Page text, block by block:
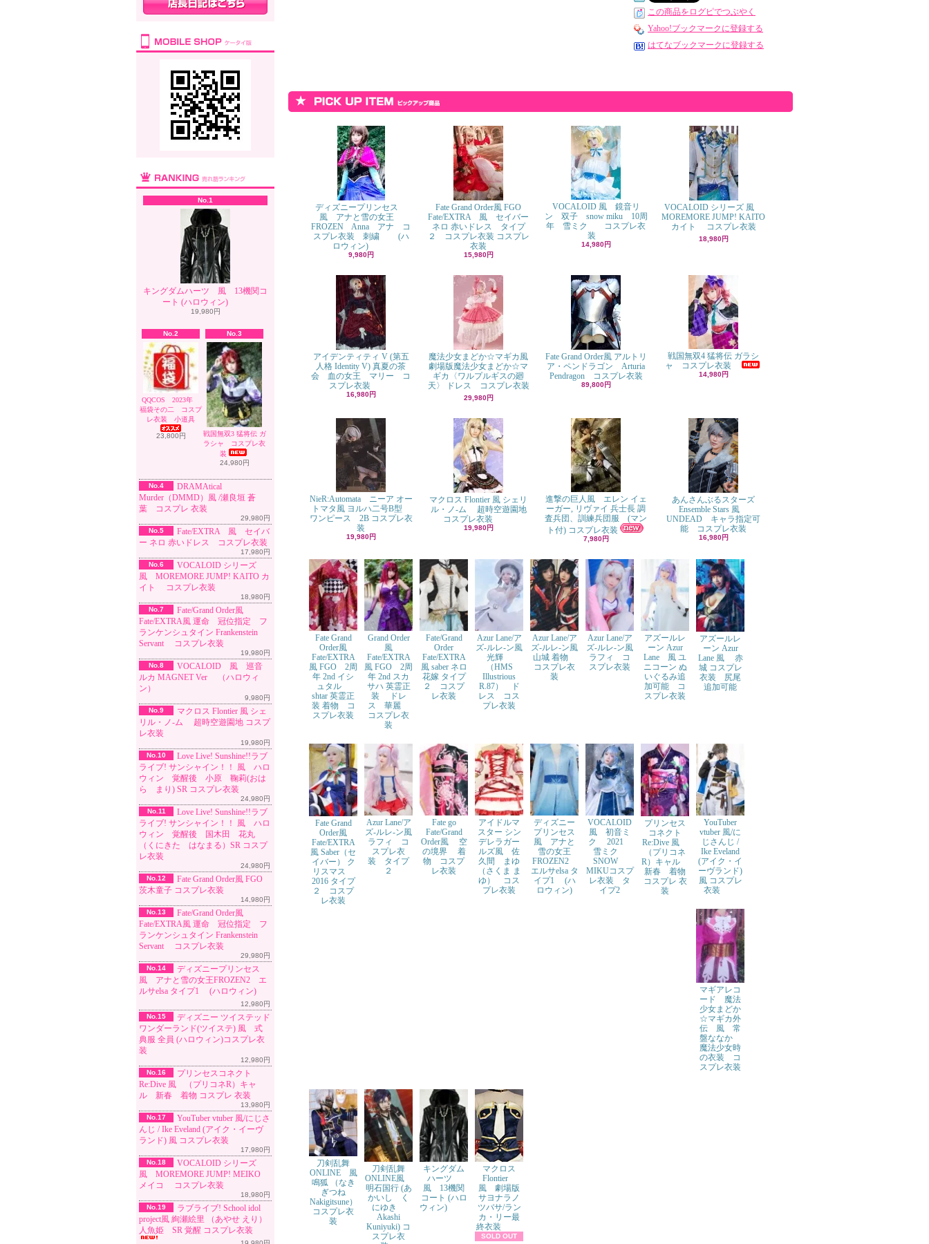
No.1
キングダムハーツ 風 13機関コ
ート (ハロウィン)
19,980円
No.2
QQCOS 2023年
福袋その二 コスプ
レ衣装 小道具
23,800円
No.3
戦国無双3 猛将伝 ガ
ラシャ コスプレ衣
装
24,980円
No.4
DRAMAtical
Murder（DMMD）風 /瀬良垣 蒼
葉 コスプレ 衣装
29,980円
No.5
Fate/EXTRA 風 セイバ
ー ネロ 赤いドレス コスプレ衣装
17,980円
No.6
VOCALOID シリーズ
風 MOREMORE JUMP! KAITO カ
イト コスプレ衣装
18,980円
No.7
Fate/Grand Order風
Fate/EXTRA風 運命 冠位指定 フ
ランケンシュタイン Frankenstein
Servant コスプレ衣装
19,980円
No.8
VOCALOID 風 巡音
ルカ MAGNET Ver （ハロウィ
ン）
9,980円
No.9
マクロス Flontier 風 シェ
リル・ノ-ム 超時空遊園地 コスプ
レ衣装
19,980円
No.10
Love Live! Sunshine!!ラブ
ライブ! サンシャイン！！ 風 ハロ
ウィン 覚醒後 小原 鞠莉(おは
ら まり) SR コスプレ衣装
24,980円
No.11
Love Live! Sunshine!!ラブ
ライブ! サンシャイン！！ 風 ハロ
ウィン 覚醒後 国木田 花丸
（くにきた はなまる）SR コスプ
レ衣装
24,980円
No.12
Fate Grand Order風 FGO
茨木童子 コスプレ衣装
14,980円
No.13
Fate/Grand Order風
Fate/EXTRA風 運命 冠位指定 フ
ランケンシュタイン Frankenstein
Servant コスプレ衣装
29,980円
No.14
ディズニープリンセス
風 アナと雪の女王FROZEN2 エ
ルサelsa タイプ1 (ハロウィン)
12,980円
No.15
ディズニー ツイステッド
ワンダーランド(ツイステ) 風 式
典服 全員 (ハロウィン)コスプレ衣
装
12,980円
No.16
プリンセスコネクト
Re:Dive 風 （プリコネR）キャ
ル 新春 着物 コスプレ 衣装
13,980円
No.17
YouTuber vtuber 風/にじさ
んじ / Ike Eveland (アイク・イーヴ
ランド) 風 コスプレ衣装
17,980円
No.18
VOCALOID シリーズ
風 MOREMORE JUMP! MEIKO
メイコ コスプレ衣装
18,980円
No.19
ラブライブ! School idol
project風 絢瀬絵里 （あやせ えり）
人魚姫 SR 覚醒 コスプレ衣装
この商品をログピでつぶやく
Yahoo!ブックマークに登録する
はてなブックマークに登録する
ディズニープリンセス
風 アナと雪の女王
FROZEN Anna アナ コ
スプレ衣装 刺繍 (ハ
ロウィン)
9,980円
Fate Grand Order風 FGO
Fate/EXTRA 風 セイバー
ネロ 赤いドレス タイプ
２ コスプレ衣装 コスプレ
衣装
15,980円
VOCALOID 風 鏡音リ
ン 双子 snow miku 10周
年 雪ミク コスプレ衣
装
14,980円
VOCALOID シリーズ 風
MOREMORE JUMP! KAITO
カイト コスプレ衣装
18,980円
アイデンティティ V (第五
人格 Identity V) 真夏の茶
会 血の女王 マリー コ
スプレ衣装
16,980円
魔法少女まどか☆マギカ風
劇場版魔法少女まどか☆マ
ギカ〈ワルプルギスの廻
天〉 ドレス コスプレ衣装
29,980円
Fate Grand Order風 アルトリ
ア・ペンドラゴン Arturia
Pendragon コスプレ衣装
89,800円
戦国無双4 猛将伝 ガラシ
ャ コスプレ衣装
14,980円
NieR:Automata ニーア オー
トマタ風 ヨルハ二号B型
ワンピース 2B コスプレ衣
装
19,980円
マクロス Flontier 風 シェリ
ル・ノ-ム 超時空遊園地
コスプレ衣装
19,980円
進撃の巨人風 エレン イェ
ーガー, リヴァイ 兵士長 調
査兵団、訓練兵団服 (マン
ト付) コスプレ衣装
7,980円
あんさんぶるスターズ
Ensemble Stars 風
UNDEAD キャラ指定可
能 コスプレ衣装
16,980円
Fate Grand
Order風
Fate/EXTRA
風 FGO 2周
年 2nd イシ
ュタル
shtar 英霊正
装 着物 コ
スプレ衣装
Grand Order
風
Fate/EXTRA
風 FGO 2周
年 2nd スカ
サハ 英霊正
装 ドレ
ス 華麗
コスプレ衣
装
Fate/Grand
Order
Fate/EXTRA
風 saber ネロ
花嫁 タイプ
２ コスプ
レ衣装
Azur Lane/ア
ズ-ルレ-ン風
光輝
（HMS
Illustrious
R.87） ド
レス コス
プレ衣装
Azur Lane/ア
ズ-ルレ-ン風
山城 着物
コスプレ衣
装
Azur Lane/ア
ズ-ルレ-ン風
ラフィ コ
スプレ衣装
アズールレ
ーン Azur
Lane 風 ユ
ニコーン ぬ
いぐるみ追
加可能 コ
スプレ衣装
アズールレ
ーン Azur
Lane 風 赤
城 コスプレ
衣装 尻尾
追加可能
Fate Grand
Order風
Fate/EXTRA
風 Saber（セ
イバー） ク
リスマス
2016 タイプ
２ コスプ
レ衣装
Azur Lane/ア
ズ-ルレ-ン風
ラフィ コ
スプレ衣
装 タイプ
２
Fate go
Fate/Grand
Order風 空
の境界 着
物 コスプ
レ衣装
アイドルマ
スター シン
デレラガー
ルズ風 佐
久間 まゆ
（さくま ま
ゆ） コス
プレ衣装
ディズニー
プリンセス
風 アナと
雪の女王
FROZEN2
エルサelsa タ
イプ1 (ハ
ロウィン)
VOCALOID
風 初音ミ
ク 2021
雪ミク
SNOW
MIKUコスプ
レ衣装 タ
イプ2
プリンセス
コネクト
Re:Dive 風
（プリコネ
R）キャル
新春 着物
コスプレ 衣
装
YouTuber
vtuber 風/に
じさんじ /
Ike Eveland
(アイク・イ
ーヴランド)
風 コスプレ
衣装
マギアレコ
ード 魔法
少女まどか
☆マギカ外
伝 風 常
盤ななか
魔法少女時
の衣装 コ
スプレ衣装
刀剣乱舞
ONLINE 風
鳴狐 （なき
ぎつね
Nakigitsune）
コスプレ衣
装
刀剣乱舞
ONLINE風
明石国行 (あ
かいし く
にゆき
Akashi
Kuniyuki) コ
スプレ衣
キングダム
ハーツ
風 13機関
コート (ハロ
ウィン)
マクロス
Flontier
風 劇場版
サヨナラノ
ツバサ/ラン
カ・リー最
終衣装
SOLD OUT